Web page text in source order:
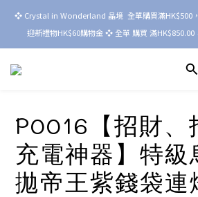
❖ Crystal in Wonderland 晶境  全單購買滿HK$500
迎新禮物HK$60購物金 ❖ 全單 購買 滿
P0016【招財、
充電神器】特級
拋帝王紫錢袋連